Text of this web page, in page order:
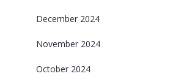
December 2024
November 2024
October 2024